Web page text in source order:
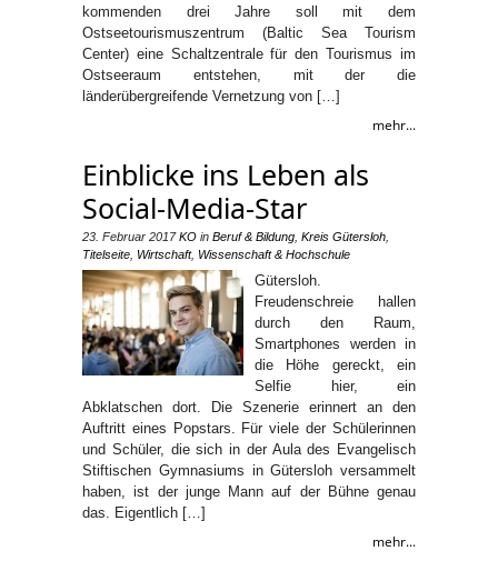
kommenden drei Jahre soll mit dem
Ostseetourismuszentrum (Baltic Sea Tourism
Center) eine Schaltzentrale für den Tourismus im
Ostseeraum entstehen, mit der die
länderübergreifende Vernetzung von […]
mehr...
Einblicke ins Leben als
Social-Media-Star
23. Februar 2017 KO in Beruf & Bildung Kreis Gütersloh
Titelseite Wirtschaft, Wissenschaft & Hochschule
Gütersloh.
Freudenschreie hallen
durch den Raum,
Smartphones werden in
die Höhe gereckt, ein
Selfie hier, ein
Abklatschen dort. Die Szenerie erinnert an den
Auftritt eines Popstars. Für viele der Schülerinnen
und Schüler, die sich in der Aula des Evangelisch
Stiftischen Gymnasiums in Gütersloh versammelt
haben, ist der junge Mann auf der Bühne genau
das. Eigentlich […]
mehr...